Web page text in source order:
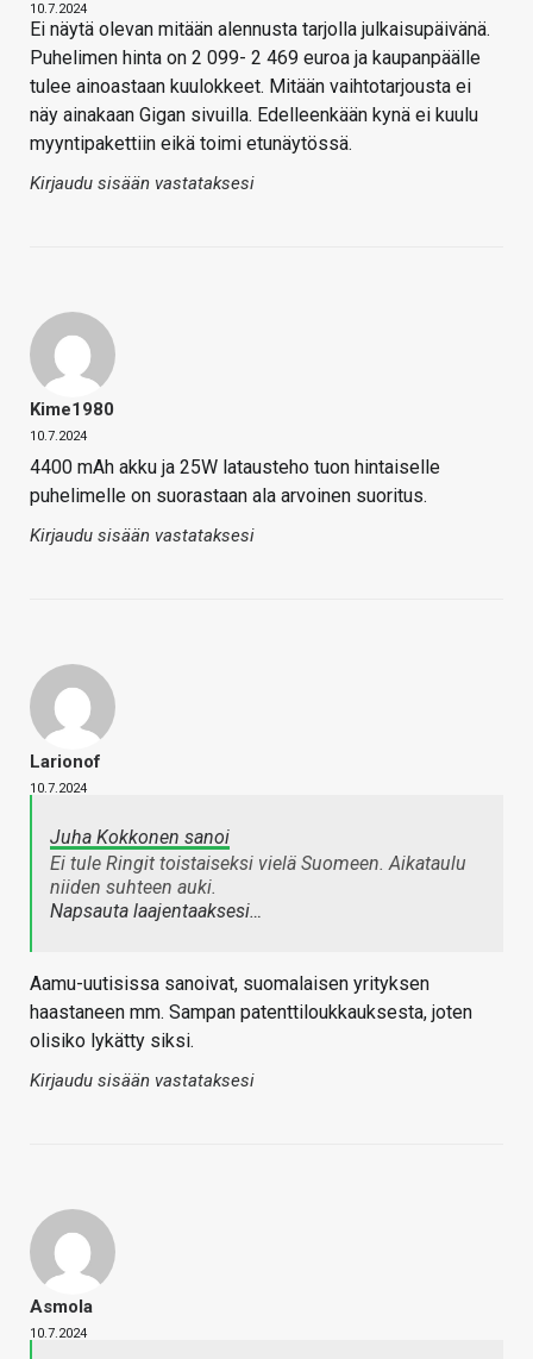
10.7.2024
Ei näytä olevan mitään alennusta tarjolla julkaisupäivänä.
Puhelimen hinta on 2 099- 2 469 euroa ja kaupanpäälle
tulee ainoastaan kuulokkeet. Mitään vaihtotarjousta ei
näy ainakaan Gigan sivuilla. Edelleenkään kynä ei kuulu
myyntipakettiin eikä toimi etunäytössä.
Kirjaudu sisään vastataksesi
Kime1980
10.7.2024
4400 mAh akku ja 25W latausteho tuon hintaiselle
puhelimelle on suorastaan ala arvoinen suoritus.
Kirjaudu sisään vastataksesi
Larionof
10.7.2024
Juha Kokkonen sanoi
Ei tule Ringit toistaiseksi vielä Suomeen. Aikataulu
niiden suhteen auki.
Napsauta laajentaaksesi…
Aamu-uutisissa sanoivat, suomalaisen yrityksen
haastaneen mm. Sampan patenttiloukkauksesta, joten
olisiko lykätty siksi.
Kirjaudu sisään vastataksesi
Asmola
10.7.2024